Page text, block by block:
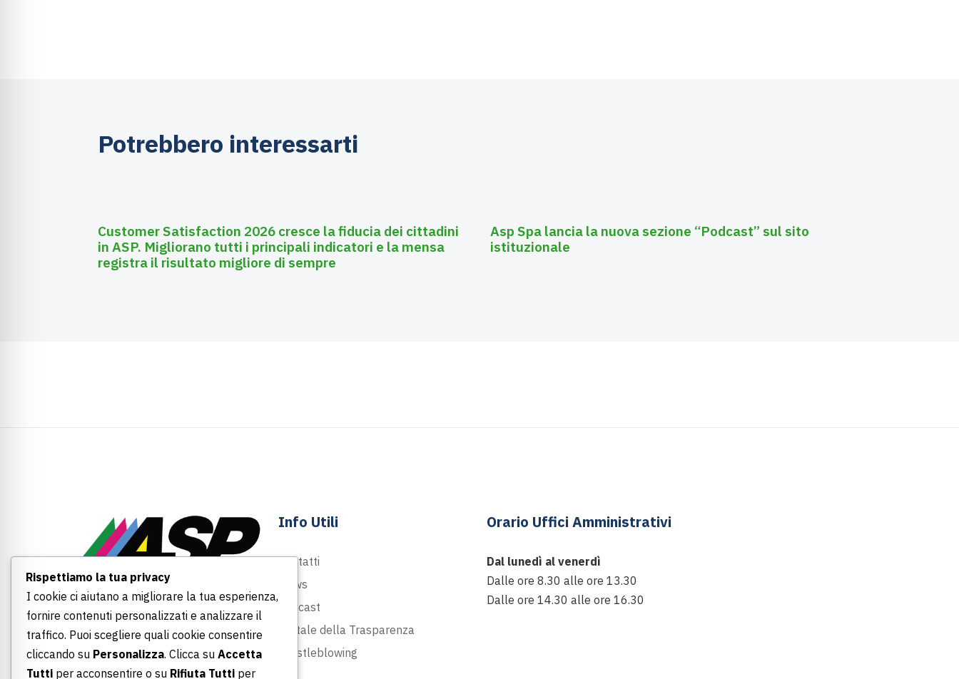
Potrebbero interessarti
Customer Satisfaction 2026 cresce la fiducia dei cittadini
in ASP. Migliorano tutti i principali indicatori e la mensa
registra il risultato migliore di sempre
Asp Spa lancia la nuova sezione “Podcast” sul sito
istituzionale
Largo Felice Armati, 1
00043 Ciampino (Roma)
06 790691
info@asp-spa.it
Info Utili
Contatti
News
Podcast
Portale della Trasparenza
Whistleblowing
Orario Uffici Amministrativi
Dal lunedì al venerdì
Dalle ore 8.30 alle ore 13.30
Dalle ore 14.30 alle ore 16.30
Rispettiamo la tua privacy
I cookie ci aiutano a migliorare la tua esperienza,
fornire contenuti personalizzati e analizzare il
traffico. Puoi scegliere quali cookie consentire
cliccando su Personalizza. Clicca su Accetta
Tutti per acconsentire o su Rifiuta Tutti per